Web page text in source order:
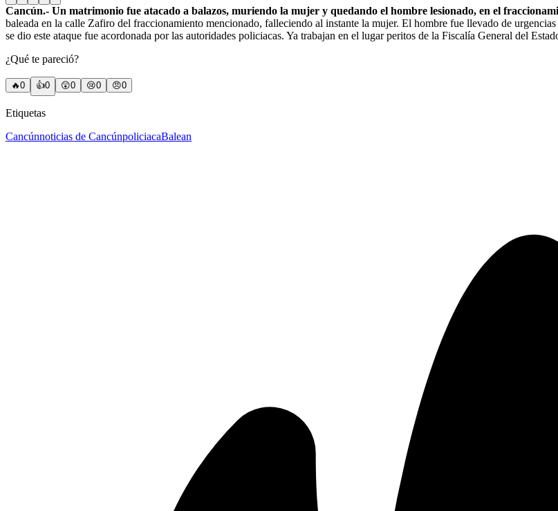
Cancún.- Un matrimonio fue atacado a balazos, muriendo la mujer y quedando el hombre lesionado, en el
baleada en la calle Zafiro del fraccionamiento mencionado, falleciendo al instante la mujer. El hombre fue llevado de
se dio este ataque fue acordonada por las autoridades policiacas. Ya trabajan en el lugar peritos de la Fiscalía General del
¿Qué te pareció?
🔥0 👍0 😲0 😢0 😠0
Etiquetas
Cancúnnoticias de CancúnpoliciacaBalean